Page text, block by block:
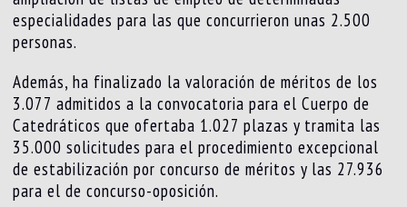
especialidades para las que concurrieron unas 2.500
personas.
Además, ha finalizado la valoración de méritos de los
3.077 admitidos a la convocatoria para el Cuerpo de
Catedráticos que ofertaba 1.027 plazas y tramita las
35.000 solicitudes para el procedimiento excepcional
de estabilización por concurso de méritos y las 27.936
para el de concurso-oposición.